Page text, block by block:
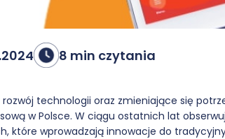
8 min czytania
technologii oraz zmieniające się
w Polsce. W ciągu ostatnich lat
które wprowadzają innowacje do